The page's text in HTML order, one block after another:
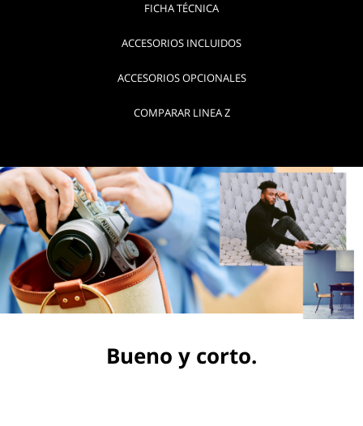
FICHA TÉCNICA
ACCESORIOS INCLUIDOS
ACCESORIOS OPCIONALES
COMPARAR LINEA Z
Bueno y corto.